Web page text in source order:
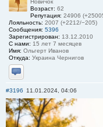
Возраст: 62
Репутация: 24906
Лояльность: 2007 (+2212/−205)
Сообщения: 5396
Зарегистрирован: 13.12.2010
С нами: 15 лет 7 месяцев
Имя: Ольгерт Иванов
Откуда: Украина Чернигов
Отправить личное
#3196 11.01.2024, 04:06